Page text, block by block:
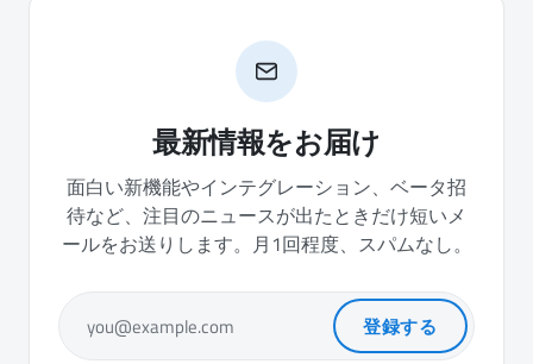
最新情報をお届け
面白い新機能やインテグレーション、ベータ招
待など、注目のニュースが出たときだけ短いメ
ールをお送りします。月1回程度、スパムなし。
you@example.com 登録する